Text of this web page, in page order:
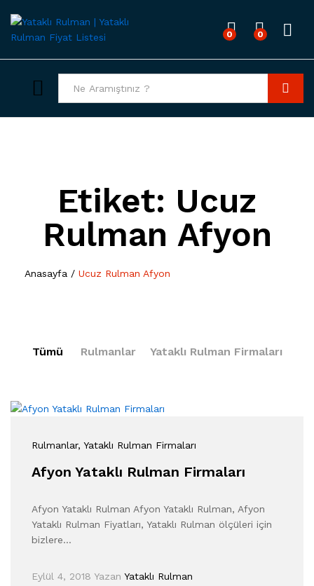
0 0
Tümü
Bul
Etiket: Ucuz
Rulman Afyon
Anasayfa / Ucuz Rulman Afyon
Tümü Rulmanlar Yataklı Rulman Firmaları
Rulmanlar, Yataklı Rulman Firmaları
Afyon Yataklı Rulman Firmaları
Afyon Yataklı Rulman Afyon Yataklı Rulman, Afyon
Yataklı Rulman Fiyatları, Yataklı Rulman ölçüleri için
bizlere…
Eylül 4, 2018 Yazan Yataklı Rulman